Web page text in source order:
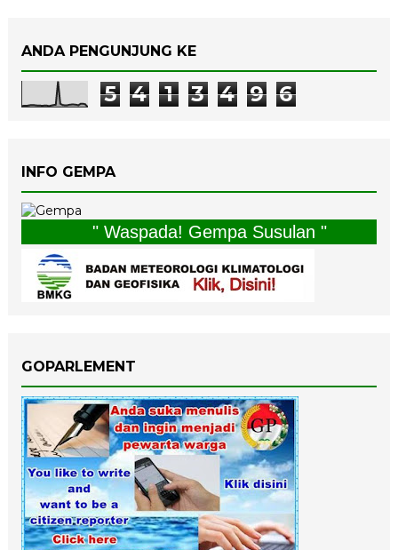
ANDA PENGUNJUNG KE
5 4 1 3 4 9 6
INFO GEMPA
" Waspada! Gempa Susulan "
GOPARLEMENT